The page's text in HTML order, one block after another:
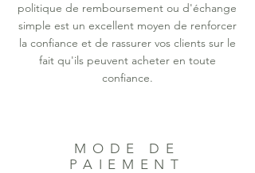
politique de remboursement ou d'échange
simple est un excellent moyen de renforcer
la confiance et de rassurer vos clients sur le
fait qu'ils peuvent acheter en toute
confiance.
MODE DE
PAIEMENT